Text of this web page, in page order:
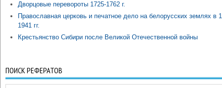
Дворцовые перевороты 1725-1762 г.
Православная церковь и печатное дело на белорусских землях в
1941 гг.
Крестьянство Сибири после Великой Отечественной войны
ПОИСК РЕФЕРАТОВ